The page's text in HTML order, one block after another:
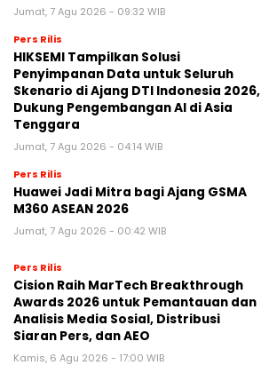
Jumat, 7 Agu 2026 - 09:32 WIB
Pers Rilis
HIKSEMI Tampilkan Solusi
Penyimpanan Data untuk Seluruh
Skenario di Ajang DTI Indonesia 2026,
Dukung Pengembangan AI di Asia
Tenggara
Jumat, 7 Agu 2026 - 04:14 WIB
Pers Rilis
Huawei Jadi Mitra bagi Ajang GSMA
M360 ASEAN 2026
Jumat, 7 Agu 2026 - 00:42 WIB
Pers Rilis
Cision Raih MarTech Breakthrough
Awards 2026 untuk Pemantauan dan
Analisis Media Sosial, Distribusi
Siaran Pers, dan AEO
Kamis, 6 Agu 2026 - 17:00 WIB